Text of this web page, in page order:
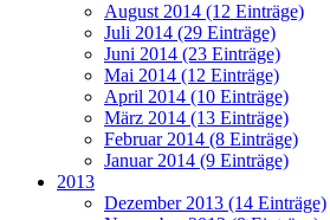
August 2014 (12 Einträge)
Juli 2014 (29 Einträge)
Juni 2014 (23 Einträge)
Mai 2014 (12 Einträge)
April 2014 (10 Einträge)
März 2014 (13 Einträge)
Februar 2014 (8 Einträge)
Januar 2014 (9 Einträge)
2013
Dezember 2013 (14 Einträge)